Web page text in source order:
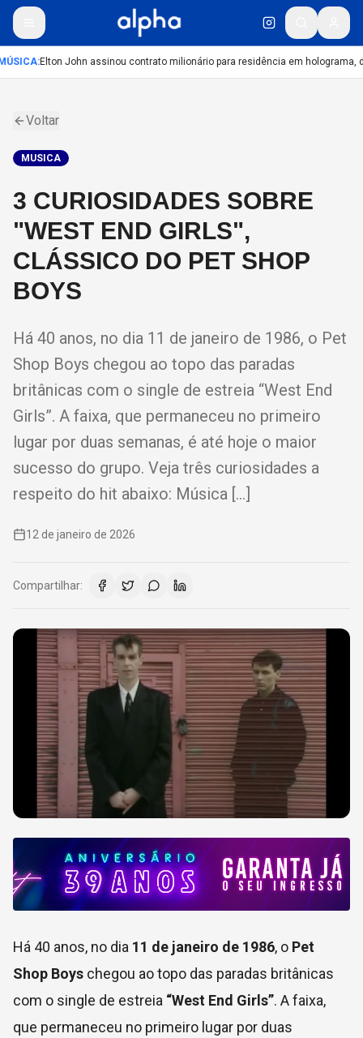
:Elton John assinou contrato milionário para residência em holograma,
Voltar
MUSICA
3 CURIOSIDADES SOBRE
"WEST END GIRLS",
CLÁSSICO DO PET SHOP
BOYS
Há 40 anos, no dia 11 de janeiro de 1986, o Pet
Shop Boys chegou ao topo das paradas
britânicas com o single de estreia “West End
Girls”. A faixa, que permaneceu no primeiro
lugar por duas semanas, é até hoje o maior
sucesso do grupo. Veja três curiosidades a
respeito do hit abaixo: Música […]
12 de janeiro de 2026
Compartilhar:
Há 40 anos, no dia 11 de janeiro de 1986, o Pet
Shop Boys chegou ao topo das paradas britânicas
com o single de estreia “West End Girls”. A faixa,
que permaneceu no primeiro lugar por duas